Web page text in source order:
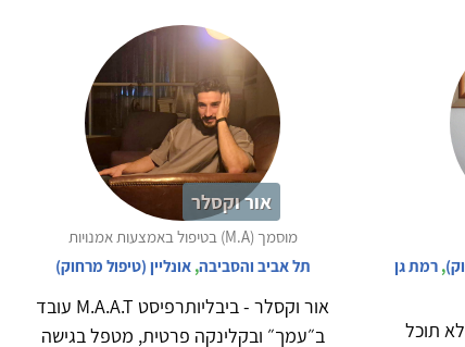
, רמת גן
תוכל
אור וקסלר
מוסמך (M.A) בטיפול באמצעות אמנויות
תל אביב והסביבה,אונליין (טיפול מרחוק)
אור וקסלר - ביבליותרפיסט M.A.A.T עובד
ב״עמך״ ובקלינקה פרטית, מטפל בגישה